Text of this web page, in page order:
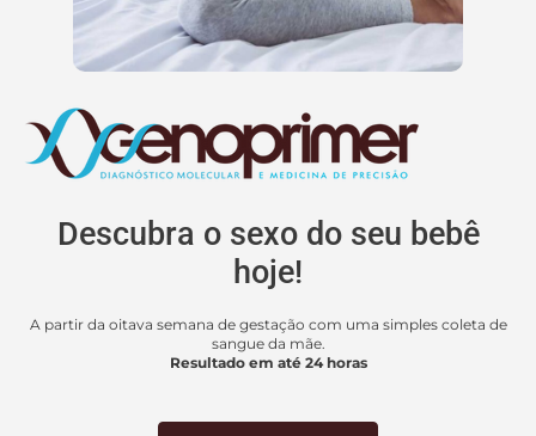
Descubra o sexo do seu bebê
hoje!
A partir da oitava semana de gestação com uma simples coleta de
sangue da mãe.
Resultado em até 24 horas